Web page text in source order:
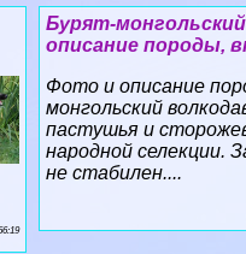
Бурят-
описание породы,
Фото и описание
монгольский
пастушья и
народной селекции.
не стабилен....